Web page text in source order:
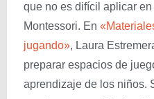
que no es difícil aplicar
Montessori. En
jugando», Laura
preparar espacios de
aprendizaje de los niños.